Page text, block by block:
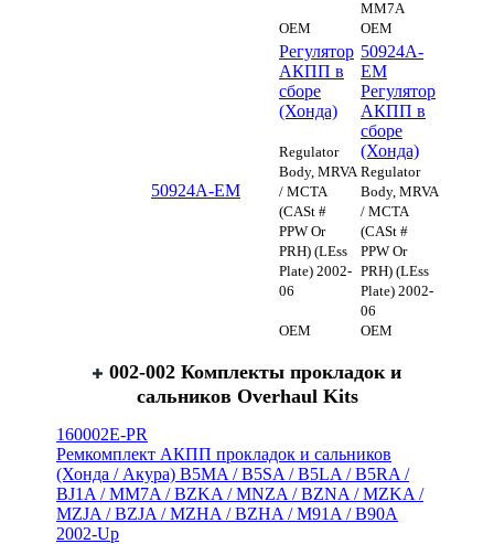
OEM
MM7A
OEM
50924A-EM
Регулятор
АКПП в
сборе
(Хонда)
Regulator
Body, MRVA
/ MCTA
(CASt #
PPW Or
PRH) (LEss
Plate) 2002-
06
OEM
50924A-
EM
Регулятор
АКПП в
сборе
(Хонда)
Regulator
Body, MRVA
/ MCTA
(CASt #
PPW Or
PRH) (LEss
Plate) 2002-
06
OEM
002-002 Комплекты прокладок и
сальников Overhaul Kits
160002E-PR
Ремкомплект АКПП прокладок и сальников
(Хонда / Акура) B5MA / B5SA / B5LA / B5RA /
BJ1A / MM7A / BZKA / MNZA / BZNA / MZKA /
MZJA / BZJA / MZHA / BZHA / M91A / B90A
2002-Up